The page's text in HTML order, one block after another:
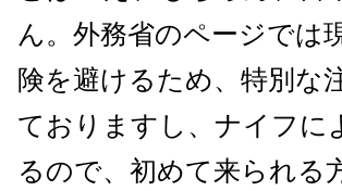
ん。外務省のページでは
険を避けるため、特別な
ておりますし、ナイフに
るので、初めて来られる